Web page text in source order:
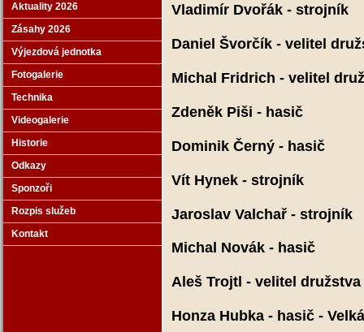
Aktuality 2026
Zásahy 2026
Výjezdová jednotka
Fotogalerie
Technika
Videogalerie
Historie
Odkazy
Sponzoři
Rozpis služeb
Kontakt
Vladimír Dvořák - strojník
Daniel Švorčík - velitel
Michal Fridrich - velitel
Zdeněk Piši - hasič
Dominik Černý - hasič
Vít Hynek - strojník
Jaroslav Valchař - strojník
Michal Novák - hasič
Aleš Trojtl - velitel družstva
Honza Hubka - hasič -